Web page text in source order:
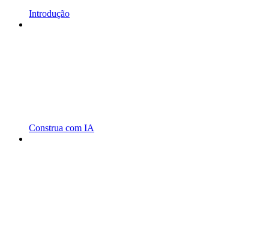
Introdução
Construa com IA